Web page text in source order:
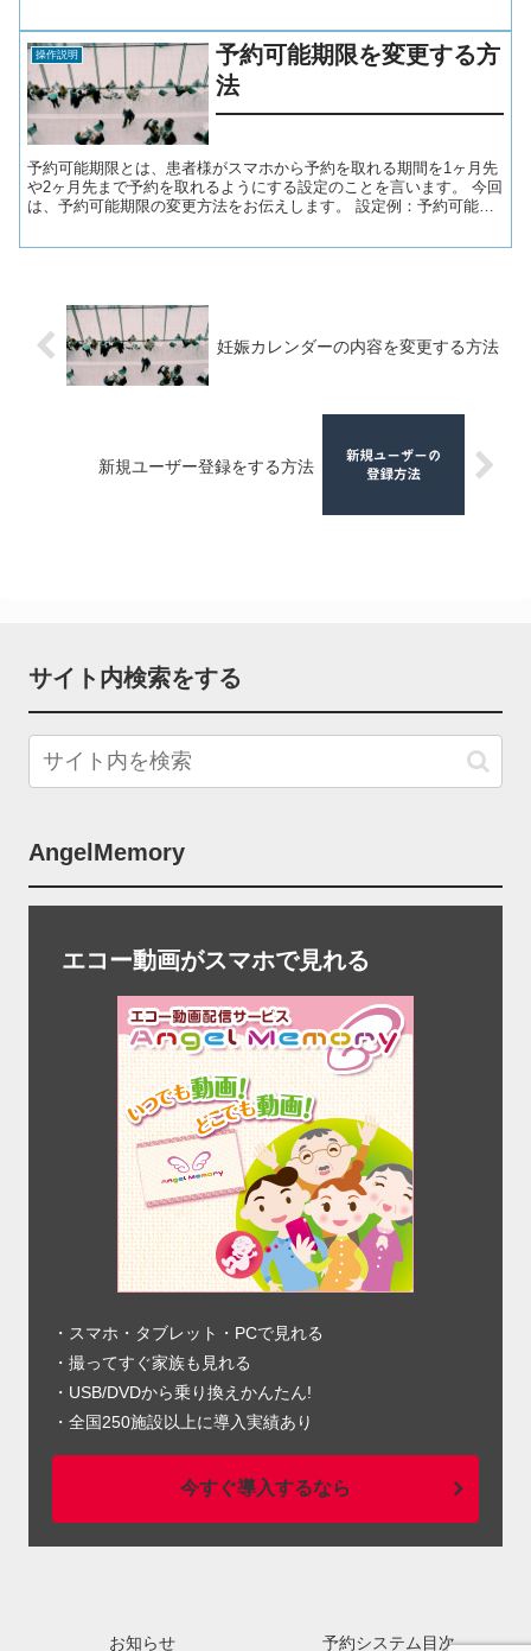
操作説明
予約可能期限を変更する方
法
予約可能期限とは、患者様がスマホから予約を取れる期間を1ヶ月先
や2ヶ月先まで予約を取れるようにする設定のことを言います。 今回
は、予約可能期限の変更方法をお伝えします。 設定例：予約可能期
妊娠カレンダーの内容を変更する方法
新規ユーザー登録をする方法
サイト内検索をする
AngelMemory
エコー動画がスマホで見れる
・スマホ・タブレット・PCで見れる
・撮ってすぐ家族も見れる
・USB/DVDから乗り換えかんたん!
・全国250施設以上に導入実績あり
今すぐ導入するなら
お知らせ 予約システム目次